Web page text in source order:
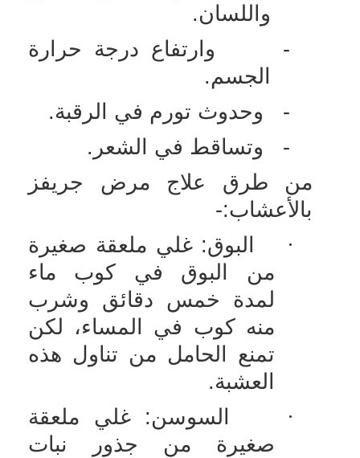
واللسان.
-
وارتفاع درجة حرارة
الجسم.
-
وحدوث تورم في الرقبة.
-
وتساقط في الشعر.
من طرق علاج مرض جريفز
بالأعشاب:-
·
البوق: غلي ملعقة صغيرة
من البوق في كوب ماء
لمدة خمس دقائق وشرب
منه كوب في المساء، لكن
تمنع الحامل من تناول هذه
العشبة.
·
السوسن: غلي ملعقة
صغيرة من جذور نبات